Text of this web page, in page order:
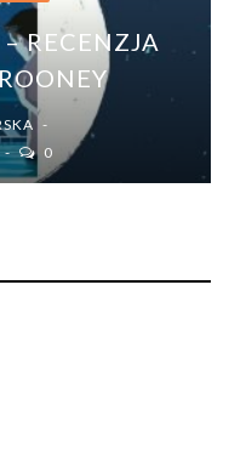
RECENZJA
0